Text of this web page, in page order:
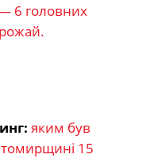
6 головних
яким був
15